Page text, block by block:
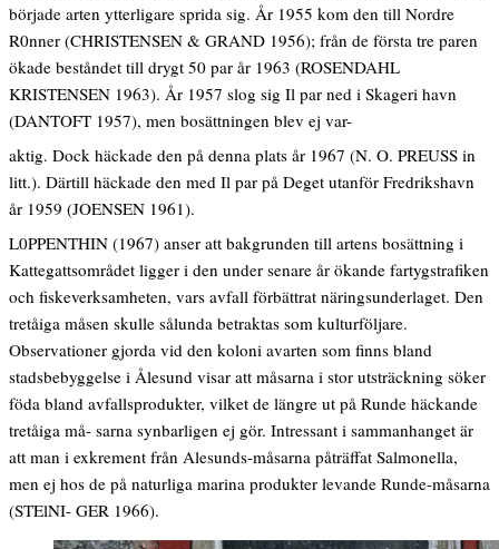
började arten ytterligare sprida sig. År 1955 kom den till Nordre
R0nner (CHRISTENSEN & GRAND 1956); från de första tre paren
ökade beståndet till drygt 50 par år 1963 (ROSENDAHL
KRISTENSEN 1963). År 1957 slog sig Il par ned i Skageri havn
(DANTOFT 1957), men bosättningen blev ej var-
aktig. Dock häckade den på denna plats år 1967 (N. O. PREUSS in
litt.). Därtill häckade den med Il par på Deget utanför Fredrikshavn
år 1959 (JOENSEN 1961).
L0PPENTHIN (1967) anser att bakgrunden till artens bosättning i
Kattegattsområdet ligger i den under senare år ökande fartygstrafiken
och fiskeverksamheten, vars avfall förbättrat näringsunderlaget. Den
tretåiga måsen skulle sålunda betraktas som kulturföljare.
Observationer gjorda vid den koloni avarten som finns bland
stadsbebyggelse i Ålesund visar att måsarna i stor utsträckning söker
föda bland avfallsprodukter, vilket de längre ut på Runde häckande
tretåiga må- sarna synbarligen ej gör. Intressant i sammanhanget är
att man i exkrement från Alesunds-måsarna påträffat Salmonella,
men ej hos de på naturliga marina produkter levande Runde-måsarna
(STElNI- GER 1966).